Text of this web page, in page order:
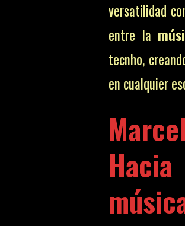
versatilidad
entre la
tecnho,
en cualquier